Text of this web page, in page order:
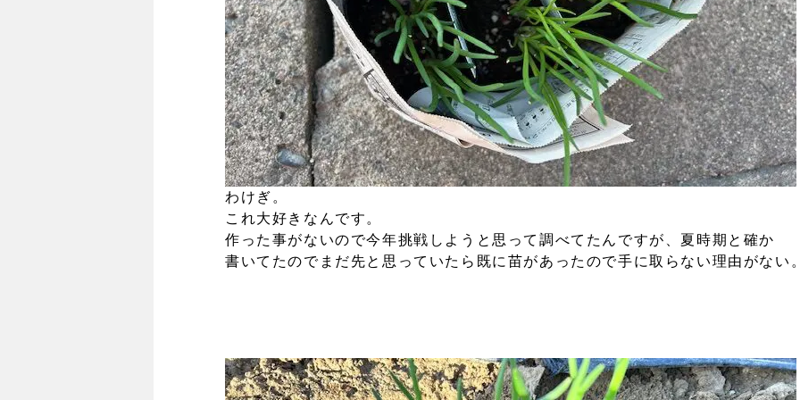
わけぎ。
これ大好きなんです。
作った事がないので今年挑戦しようと思って調べてたんですが、夏時期と確か
書いてたのでまだ先と思っていたら既に苗があったので手に取らない理由がない